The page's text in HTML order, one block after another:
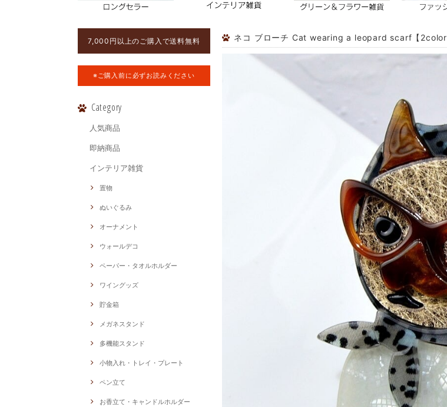
7,000円以上のご購入で送料無料
※ご購入前に必ずお読みください
Category
人気商品
即納商品
インテリア雑貨
置物
ぬいぐるみ
オーナメント
ウォールデコ
ペーパー・タオルホルダー
ワイングッズ
貯金箱
メガネスタンド
多機能スタンド
小物入れ・トレイ・プレート
ペン立て
お香立て・キャンドルホルダー
ネコ ブローチ Cat wearing a leopard scarf【2color